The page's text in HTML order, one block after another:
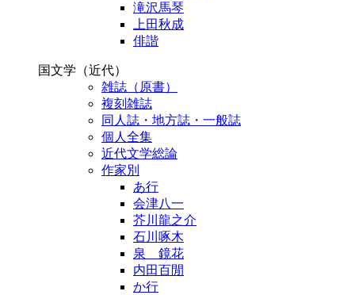
滝沢馬琴
上田秋成
俳諧
国文学（近代）
雑誌（原書）
複刻雑誌
同人誌・地方誌・一般誌
個人全集
近代文学総論
作家別
あ行
会津八一
芥川龍之介
石川啄木
泉 鏡花
内田百閒
か行